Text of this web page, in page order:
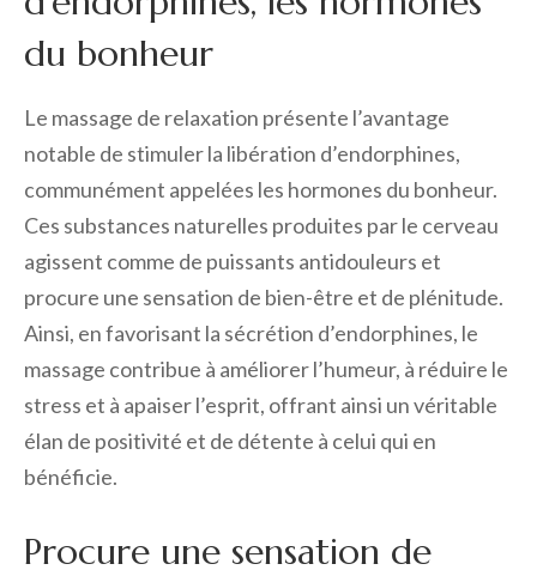
du bonheur
Le massage de relaxation présente l’avantage
notable de stimuler la libération d’endorphines,
communément appelées les hormones du bonheur.
Ces substances naturelles produites par le cerveau
agissent comme de puissants antidouleurs et
procure une sensation de bien-être et de plénitude.
Ainsi, en favorisant la sécrétion d’endorphines, le
massage contribue à améliorer l’humeur, à réduire le
stress et à apaiser l’esprit, offrant ainsi un véritable
élan de positivité et de détente à celui qui en
bénéficie.
Procure une sensation de